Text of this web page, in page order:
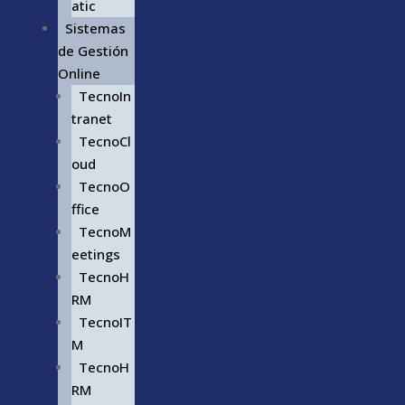
atic
Sistemas
de Gestión
Online
TecnoIn
tranet
TecnoCl
oud
TecnoO
ffice
TecnoM
eetings
TecnoH
RM
TecnoIT
M
TecnoH
RM